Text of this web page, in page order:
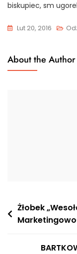
biskupiec, sm
Lut 20, 2016
About the Author
Nawigacja
wpisu
Żłobek